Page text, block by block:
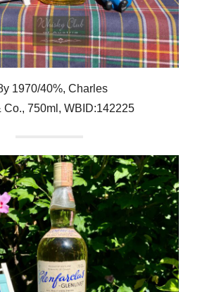
1970/40%, Charles
Co., 750ml, WBID:142225